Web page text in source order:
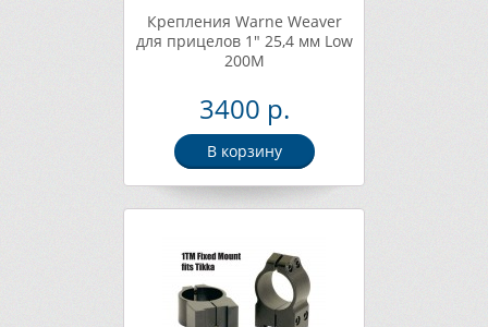
Крепления Warne Weaver
для прицелов 1" 25,4 мм Low
200M
3400 р.
В корзину